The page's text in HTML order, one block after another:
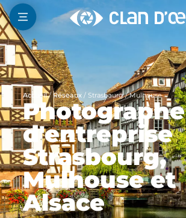
Accueil/Réseaux / Strasbourg / Mulhouse
Photographe
d'entreprise
Strasbourg,
Mulhouse et
Alsace